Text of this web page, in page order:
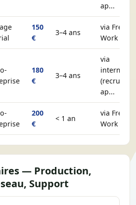
ap...
150
€
3–4 ans
via Free-
Work
180
€
3–4 ans
via
(recruteur,
ap...
200
€
< 1 an
via Free-
Work
— Production,
Support